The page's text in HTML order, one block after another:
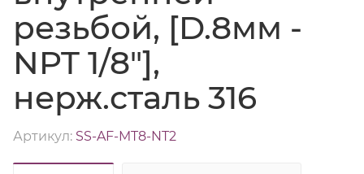
резьбой, [D.8мм -
NPT 1/8"],
нерж.сталь 316
Артикул: SS-AF-MT8-NT2